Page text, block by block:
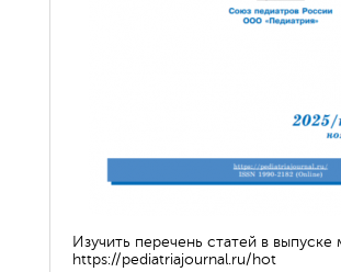
Изучить перечень статей в
https://pediatriajournal.ru/hot
связь